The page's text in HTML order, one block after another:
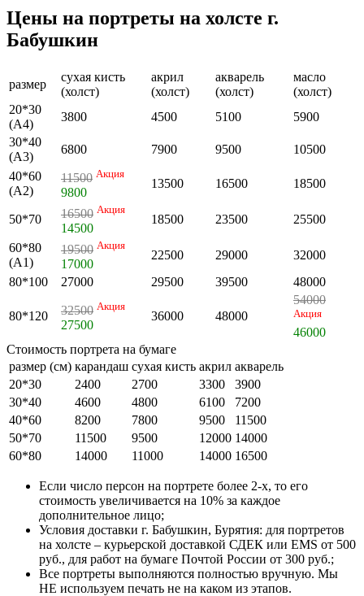
Цены на портреты на холсте г.
Бабушкин
размер
сухая кисть
(холст)
акрил
(холст)
акварель
(холст)
масло
(холст)
20*30
(А4)
3800 4500 5100
5900
30*40
(А3)
6800 7900 9500
10500
40*60
(А2)
11500 Акция
9800
13500 16500 18500
50*70 16500 Акция
14500
18500 23500 25500
60*80
(А1)
19500 Акция
17000
22500 29000
32000
80*100
27000 29500 39500 48000
80*120 32500 Акция
27500
36000 48000
54000
Акция
46000
Стоимость портрета на бумаге
размер (см) карандаш сухая кисть акрил акварель
20*30
2400 2700 3300
3900
30*40
4600 4800 6100
7200
40*60
8200 7800 9500
11500
50*70
11500 9500 12000 14000
60*80
14000 11000 14000 16500
Если число персон на портрете более 2-х, то его
стоимость увеличивается на 10% за каждое
дополнительное лицо;
Условия доставки г. Бабушкин, Бурятия: для портретов
на холсте – курьерской доставкой СДЕК или EMS от 500
руб., для работ на бумаге Почтой России от 300 руб.;
Все портреты выполняются полностью вручную. Мы
НЕ используем печать не на каком из этапов.